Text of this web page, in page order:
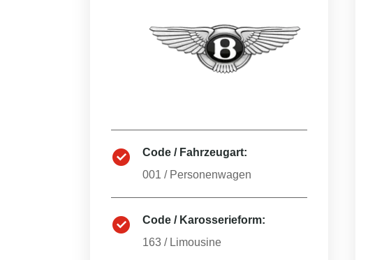
Code / Fahrzeugart:
001 / Personenwagen
Code / Karosserieform:
163 / Limousine